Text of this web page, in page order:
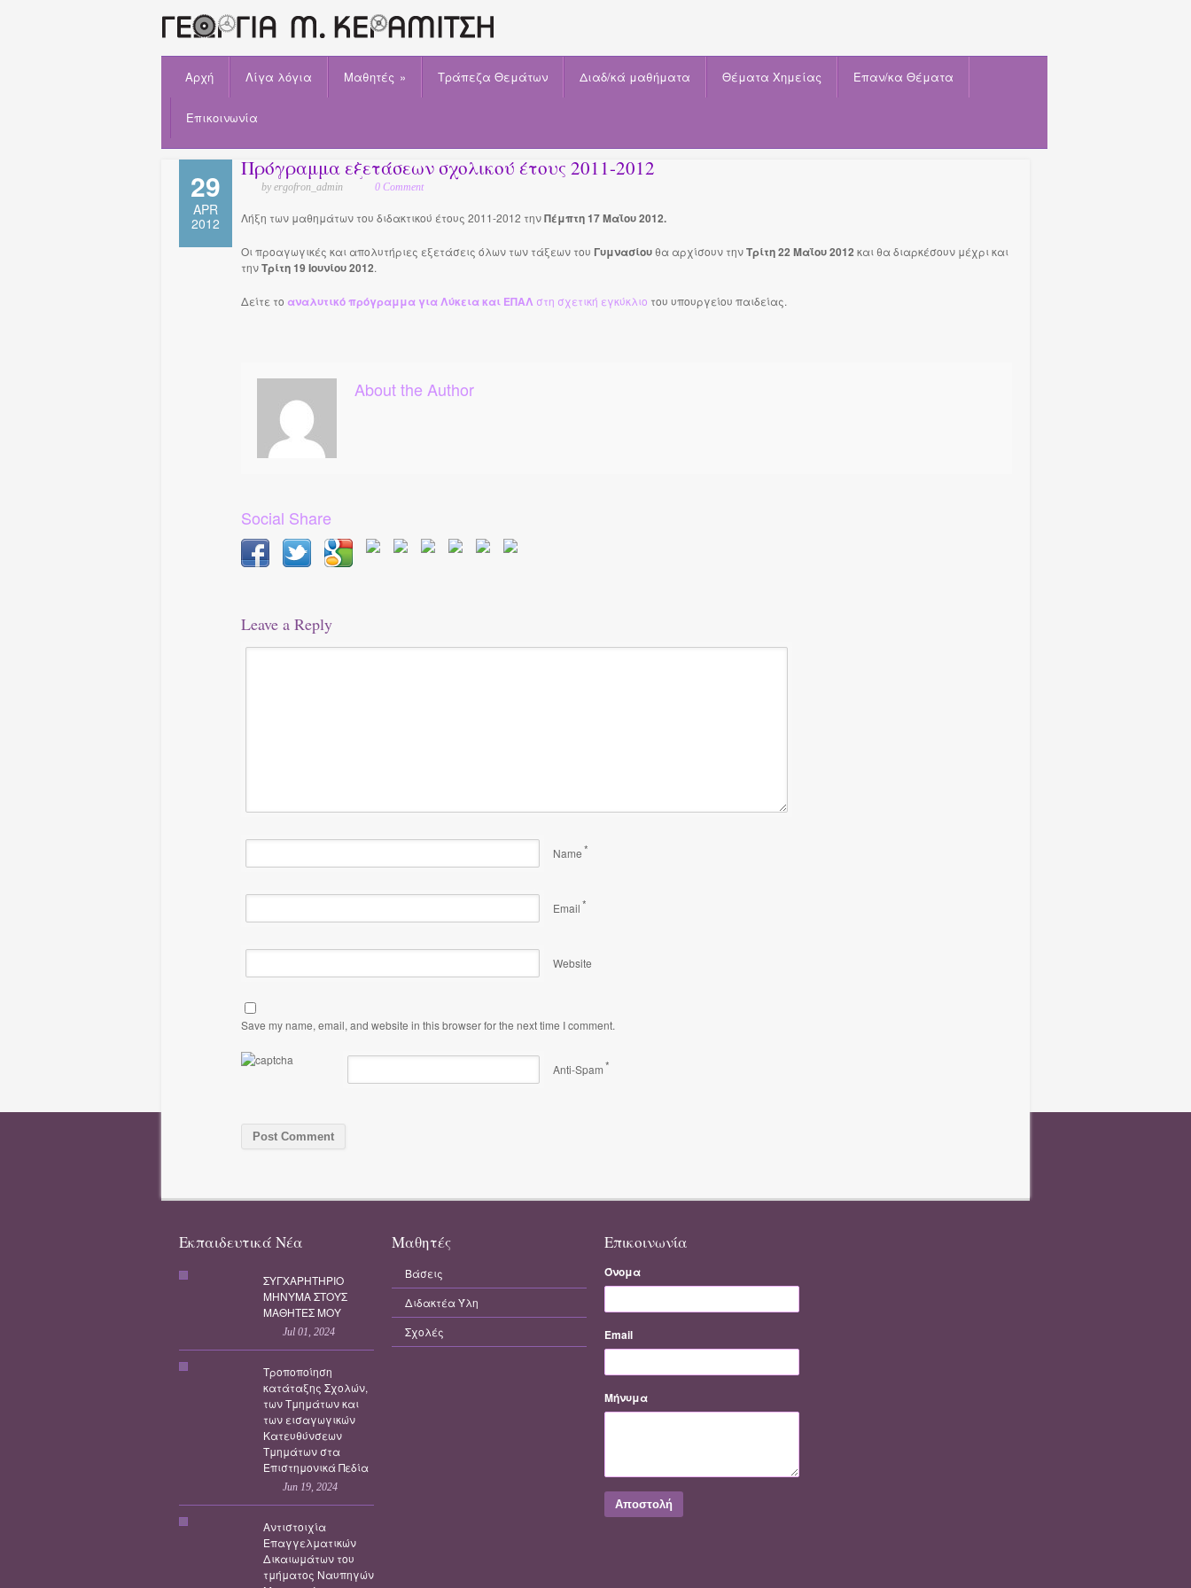
Αρχή Λίγα λόγια Μαθητές » Τράπεζα Θεμάτων Διαδ/κά μαθήματα Θέματα Χημείας Eπαν/κα Θέματα
Επικοινωνία
29
APR
2012
Πρόγραμμα εξετάσεων σχολικού έτους 2011-2012
by ergofron_admin 0 Comment
Λήξη των μαθημάτων του διδακτικού έτους 2011-2012 τηνΠέμπτη 17 Μαΐου 2012.
Οι προαγωγικές και απολυτήριες εξετάσεις όλων των τάξεων του Γυμνασίουθα αρχίσουν τηνΤρίτη 22 Μαΐου 2012 και θα διαρκέσουν μέχρι και
τηνΤρίτη 19 Ιουνίου 2012.
Δείτε το αναλυτικό πρόγραμμα για Λύκεια και ΕΠΑΛ στη σχετική εγκύκλιο του υπουργείου παιδείας.
About the Author
Social Share
Leave a Reply
Name*
Email*
Website
Save my name, email, and website in this browser for the next time I comment.
Anti-Spam*
Εκπαιδευτικά Νέα
ΣΥΓΧΑΡΗΤΗΡΙΟ
ΜΗΝΥΜΑ ΣΤΟΥΣ
ΜΑΘΗΤΕΣ ΜΟΥ
Jul 01, 2024
Τροποποίηση
κατάταξης Σχολών,
των Τμημάτων και
των εισαγωγικών
Κατευθύνσεων
Τμημάτων στα
Επιστημονικά Πεδία
Jun 19, 2024
Αντιστοιχία
Επαγγελματικών
Δικαιωμάτων του
τμήματος Ναυπηγών
Μαθητές
Βάσεις
Διδακτέα Ύλη
Σχολές
Επικοινωνία
Όνομα
Email
Μήνυμα
Αποστολή